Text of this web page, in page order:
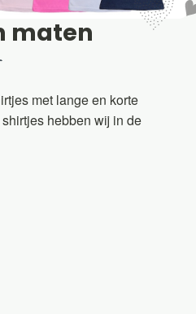
maten
met lange en korte
hebben wij in de